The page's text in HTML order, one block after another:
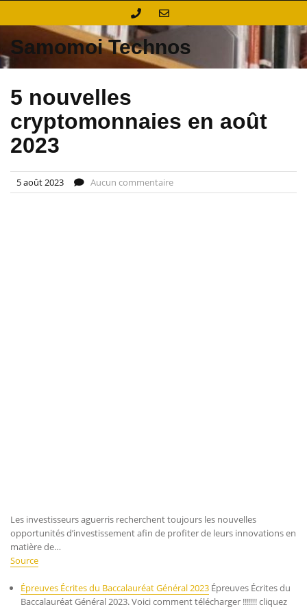
Samomoi Technos
5 nouvelles
cryptomonnaies en août
2023
5 août 2023 Aucun commentaire
Les investisseurs aguerris recherchent toujours les nouvelles
opportunités d’investissement afin de profiter de leurs innovations en
matière de…
Source
Épreuves Écrites du Baccalauréat Général 2023 Épreuves Écrites du
Baccalauréat Général 2023. Voici comment télécharger !!!!!!! cliquez